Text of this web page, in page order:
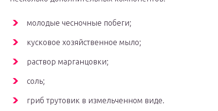
молодые чесночные побеги;
кусковое хозяйственное мыло;
раствор марганцовки;
соль;
гриб трутовик в измельченном виде.